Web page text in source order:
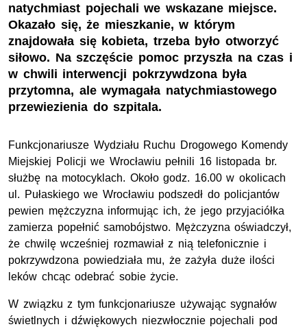
natychmiast pojechali we wskazane miejsce.
Okazało się, że mieszkanie, w którym
znajdowała się kobieta, trzeba było otworzyć
siłowo. Na szczęście pomoc przyszła na czas i
w chwili interwencji pokrzywdzona była
przytomna, ale wymagała natychmiastowego
przewiezienia do szpitala.
Funkcjonariusze Wydziału Ruchu Drogowego Komendy
Miejskiej Policji we Wrocławiu pełnili 16 listopada br.
służbę na motocyklach. Około godz. 16.00 w okolicach
ul. Pułaskiego we Wrocławiu podszedł do policjantów
pewien mężczyzna informując ich, że jego przyjaciółka
zamierza popełnić samobójstwo. Mężczyzna oświadczył,
że chwilę wcześniej rozmawiał z nią telefonicznie i
pokrzywdzona powiedziała mu, że zażyła duże ilości
leków chcąc odebrać sobie życie.
W związku z tym funkcjonariusze używając sygnałów
świetlnych i dźwiękowych niezwłocznie pojechali pod